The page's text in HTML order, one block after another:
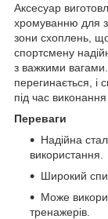
Аксесуар
хромуванню для
зони схоплень, що
спортсмену
з важкими
перегинається, і
під час виконання
Переваги
Надійна
використання.
Широкий
Може
тренажерів.